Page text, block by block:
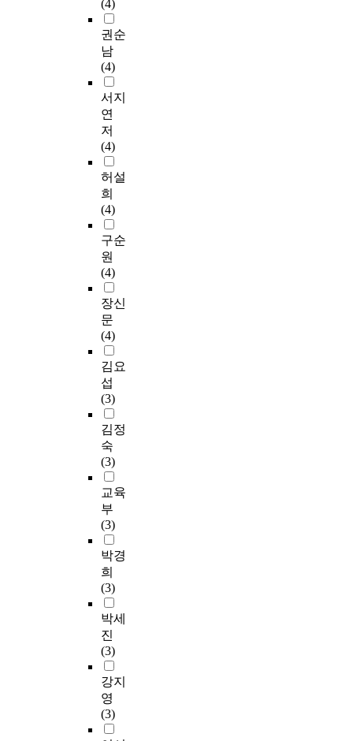
(4)
권순
남
(4)
서지
연
저
(4)
허설
희
(4)
구순
원
(4)
장신
문
(4)
김요
섭
(3)
김정
숙
(3)
교육
부
(3)
박경
희
(3)
박세
진
(3)
강지
영
(3)